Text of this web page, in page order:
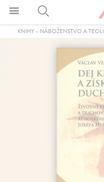
KNIHY- NÁBOŽENSTVO A